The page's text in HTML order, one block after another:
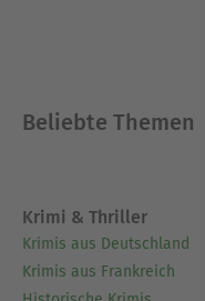
Beliebte Themen
Krimi & Thriller
Krimis aus Deutschland
Krimis aus Frankreich